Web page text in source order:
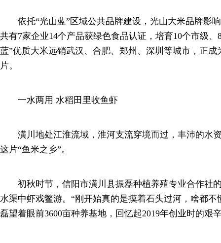
依托“光山蓝”区域公共品牌建设，光山大米品牌影
共有7家企业14个产品获绿色食品认证，培育10个市级
蓝”优质大米远销武汉、合肥、郑州、深圳等城市，正
片。
一水两用 水稻田里收鱼虾
潢川地处江淮流域，淮河支流穿境而过，丰沛的水
这片“鱼米之乡”。
初秋时节，信阳市潢川县振磊种植养殖专业合作社
水渠中虾戏鳖游。“刚开始真的是摸着石头过河，啥都不
磊望着眼前3600亩种养基地，回忆起2019年创业时的艰